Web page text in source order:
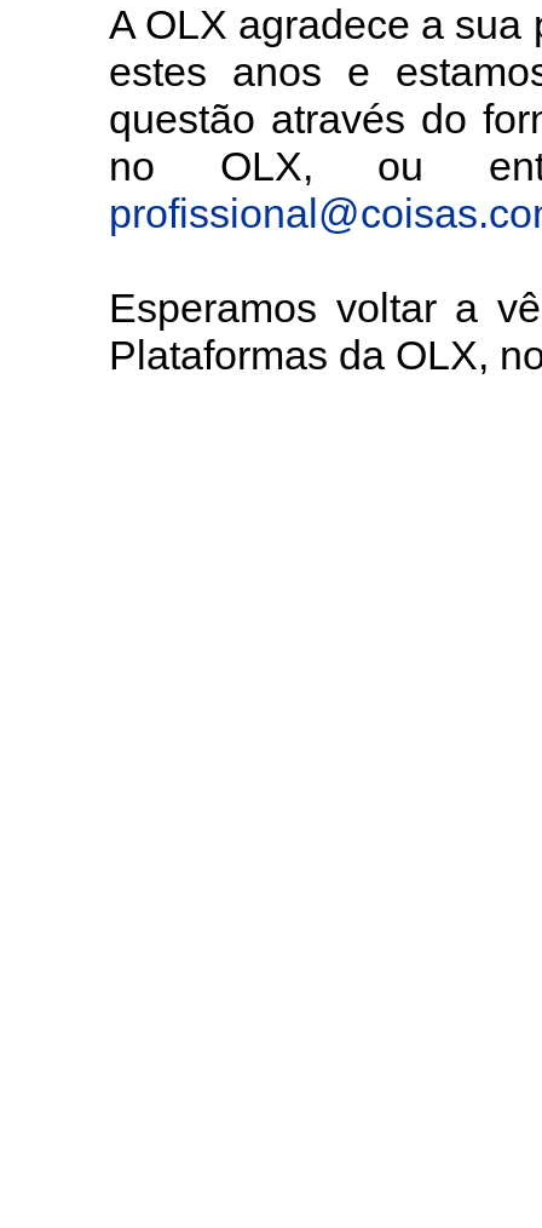
A OLX agradece a sua
estes anos e
questão através do
no OLX, ou
Esperamos voltar a
Plataformas da OLX,